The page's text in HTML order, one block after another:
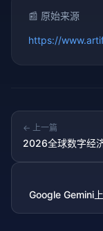
📰 原始来源
https://
← 上一篇
2026全球数字经
Google Gemini